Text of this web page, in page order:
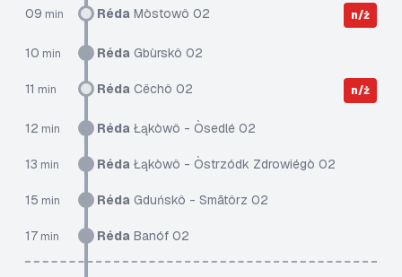
09 min Réda Mòstowô 02 n/ż
10 min Réda Gbùrskô 02
11 min Réda Cëchô 02 n/ż
12 min Réda Łąkòwô - Òsedlé 02
13 min Réda Łąkòwô - Òstrzódk Zdrowiégò 02
15 min Réda Gduńskô - Smãtôrz 02
17 min Réda Banóf 02